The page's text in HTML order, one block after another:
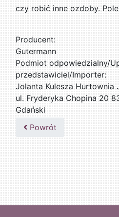
czy robić inne ozdoby.
Producent:
Gutermann
Podmiot odpowiedzialny/
przedstawiciel/Importer:
Jolanta Kulesza Hurtownia
ul. Fryderyka Chopina 20
Gdański
Powrót